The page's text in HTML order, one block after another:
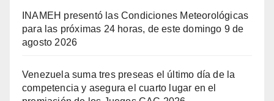
INAMEH presentó las Condiciones Meteorológicas
para las próximas 24 horas, de este domingo 9 de
agosto 2026
Venezuela suma tres preseas el último día de la
competencia y asegura el cuarto lugar en el